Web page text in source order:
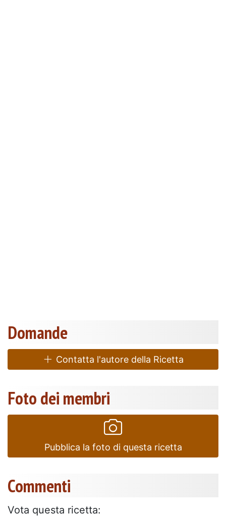
Domande
Contatta l'autore della Ricetta
Foto dei membri
Pubblica la foto di questa ricetta
Commenti
Vota questa ricetta: